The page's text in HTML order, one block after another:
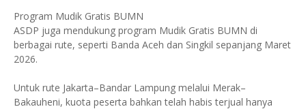
Program Mudik Gratis BUMN
ASDP juga mendukung program Mudik Gratis BUMN di
berbagai rute, seperti Banda Aceh dan Singkil sepanjang Maret
2026.
Untuk rute Jakarta–Bandar Lampung melalui Merak–
Bakauheni, kuota peserta bahkan telah habis terjual hanya